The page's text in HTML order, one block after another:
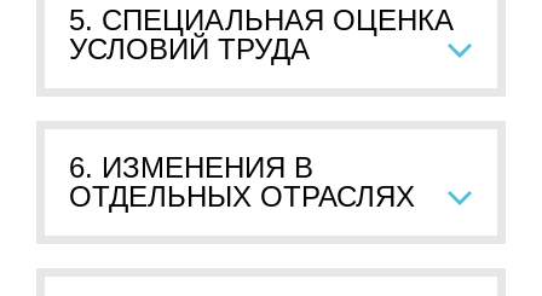
5. СПЕЦИАЛЬНАЯ ОЦЕНКА
УСЛОВИЙ ТРУДА
6. ИЗМЕНЕНИЯ В
ОТДЕЛЬНЫХ ОТРАСЛЯХ